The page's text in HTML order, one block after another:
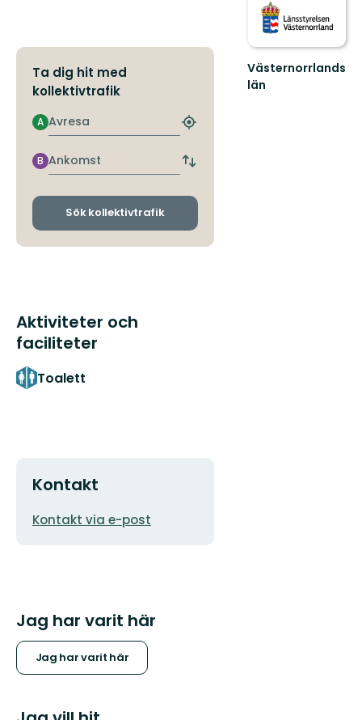
Ta dig hit med
kollektivtrafik
Avresa
A
Hitta
hållplats
Ankomst
B
Byt
och
Sök kollektivtrafik
Aktiviteter och
faciliteter
Toalett
Kontakt
E-
Kontakt via e-post
Jag har varit här
Jag har varit här
Västernorrlands
län